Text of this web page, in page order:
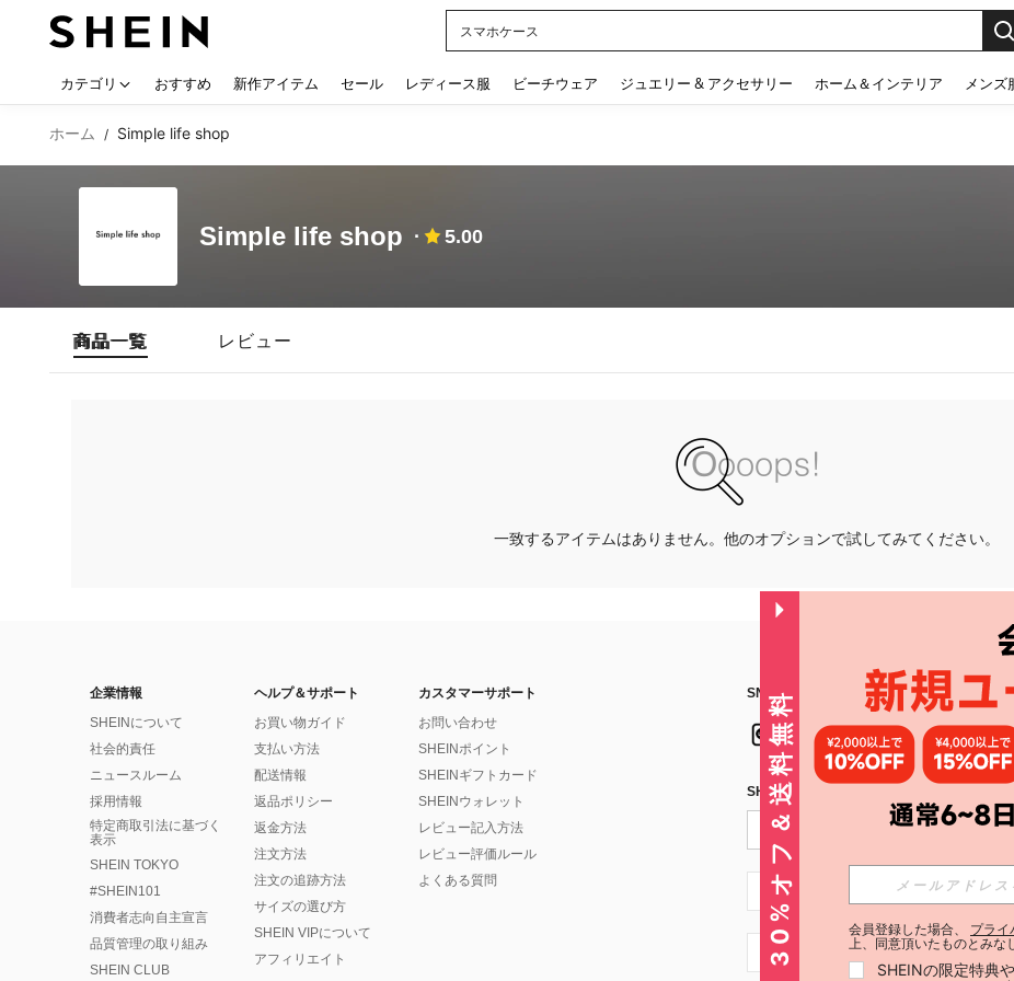
スマホケース
カテゴリ おすすめ 新作アイテム セール レディース服 ビーチウェア ジュエリー & アクセサリー ホーム＆インテリア メンズ
ホーム / Simple life shop
Simple life shop 5.00
商品一覧 レビュー
一致するアイテムはありません。他のオプションで試してみてください。
企業情報
SHEINについて
社会的責任
ニュースルーム
採用情報
特定商取引法に基づく
表示
SHEIN TOKYO
#SHEIN101
消費者志向自主宣言
品質管理の取り組み
SHEIN CLUB
ヘルプ＆サポート
お買い物ガイド
支払い方法
配送情報
返品ポリシー
返金方法
注文方法
注文の追跡方法
サイズの選び方
SHEIN VIPについて
アフィリエイト
カスタマーサポート
お問い合わせ
SHEINポイント
SHEINギフトカード
SHEINウォレット
レビュー記入方法
レビュー評価ルール
よくある質問
SNSフォローはこちら：
SHEIN STYLE NEWSを購読する
JP + 81
JP + 81
30%オフ＆送料無料 会員登録した場合、 プライ
上、同意頂いたものとみな
SHEINの限定特典